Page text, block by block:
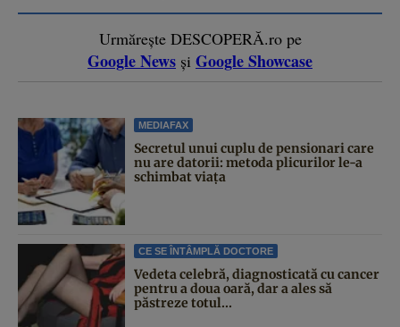
Urmărește DESCOPERĂ.ro pe
Google News și Google Showcase
MEDIAFAX
Secretul unui cuplu de pensionari care
nu are datorii: metoda plicurilor le-a
schimbat viața
CE SE ÎNTÂMPLĂ DOCTORE
Vedeta celebră, diagnosticată cu cancer
pentru a doua oară, dar a ales să
păstreze totul...